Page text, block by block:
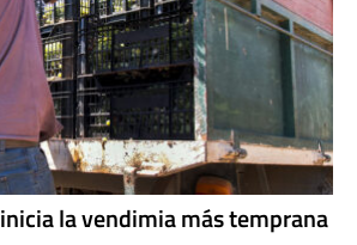
la vendimia más temprana